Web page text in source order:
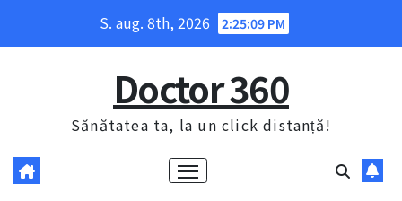
S. aug. 8th, 2026 2:25:10 PM
Doctor 360
Sănătatea ta, la un click distanță!